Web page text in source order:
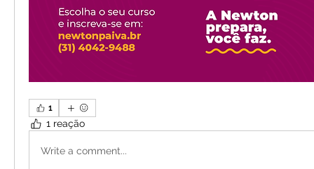
1
1 reação
Write a comment...